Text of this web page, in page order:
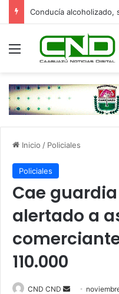
Menú
Inicio / Policiales
Policiales
Cae
alertado a
110.000
CND CND
Send